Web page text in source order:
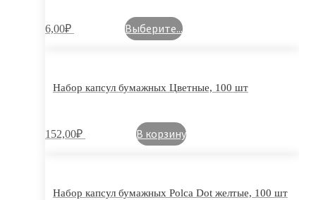
6,00₽ Выберите...
Набор капсул бумажных Цветные, 100 шт
152,00₽ В корзину
Набор капсул бумажных Polca Dot желтые, 100 шт